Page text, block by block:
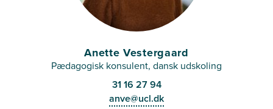
Anette Vestergaard
Pædagogisk konsulent, dansk udskoling
31 16 27 94
anve@ucl.dk